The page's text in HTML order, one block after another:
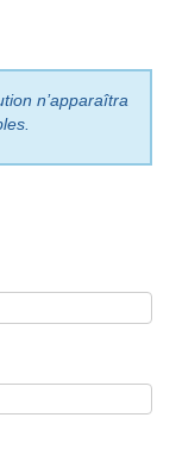
n’apparaîtra